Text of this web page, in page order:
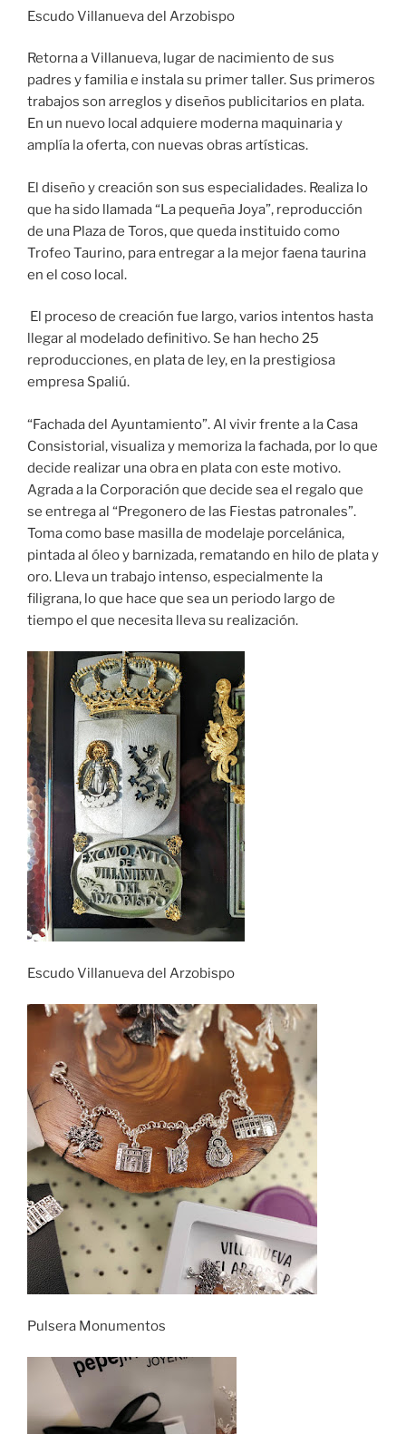
Escudo Villanueva del Arzobispo
Retorna a Villanueva, lugar de nacimiento de sus
padres y familia e instala su primer taller. Sus primeros
trabajos son arreglos y diseños publicitarios en plata.
En un nuevo local adquiere moderna maquinaria y
amplía la oferta, con nuevas obras artísticas.
El diseño y creación son sus especialidades. Realiza lo
que ha sido llamada “La pequeña Joya”, reproducción
de una Plaza de Toros, que queda instituido como
Trofeo Taurino, para entregar a la mejor faena taurina
en el coso local.
El proceso de creación fue largo, varios intentos hasta
llegar al modelado definitivo. Se han hecho 25
reproducciones, en plata de ley, en la prestigiosa
empresa Spaliú.
“Fachada del Ayuntamiento”. Al vivir frente a la Casa
Consistorial, visualiza y memoriza la fachada, por lo que
decide realizar una obra en plata con este motivo.
Agrada a la Corporación que decide sea el regalo que
se entrega al “Pregonero de las Fiestas patronales”.
Toma como base masilla de modelaje porcelánica,
pintada al óleo y barnizada, rematando en hilo de plata y
oro. Lleva un trabajo intenso, especialmente la
filigrana, lo que hace que sea un periodo largo de
tiempo el que necesita lleva su realización.
Escudo Villanueva del Arzobispo
Pulsera Monumentos